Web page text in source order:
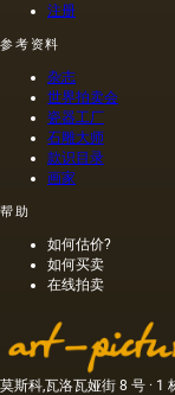
注册
参考资料
杂志
世界拍卖会
瓷器工厂
石雕大师
款识目录
画家
帮助
如何估价?
如何买卖
在线拍卖
莫斯科,瓦洛瓦娅街 8 号 · 1